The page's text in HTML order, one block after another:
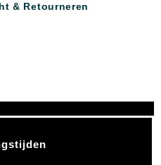
& Retourneren